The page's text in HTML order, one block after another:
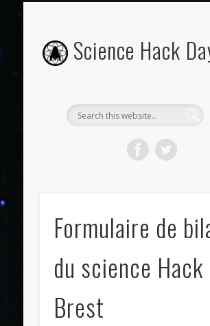
Science Hack
Formulaire de
du science Hack
Brest